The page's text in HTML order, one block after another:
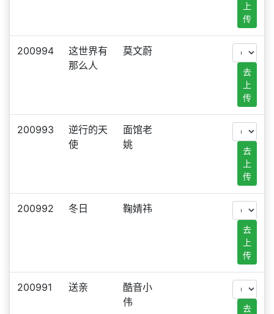
上
传
200994
这世界有
那么人
莫文蔚
去
上
传
200993
逆行的天
使
面馆老
姚
去
上
传
200992 冬日 鞠婧祎
去
上
传
200991 送亲
酷音小
伟
去